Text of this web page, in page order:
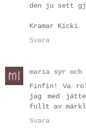
den ju sett
Kramar Kicki
Svara
maria syr och
Finfin! Va
jag med
fullt av
Svara